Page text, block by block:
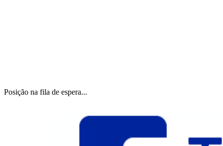
Posição na fila de espera...